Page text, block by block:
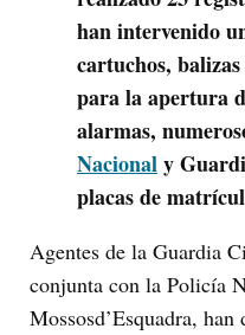
han intervenido
cartuchos,
para la apertura
alarmas,
Nacionaly
placas de
Agentes de la Guardia
conjunta con la Policía
Mossosd’Esquadra,